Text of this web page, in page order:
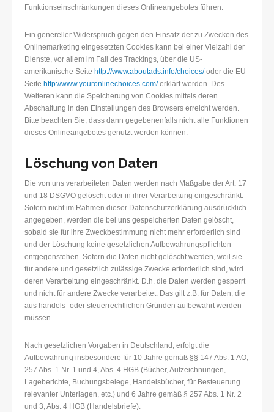
Funktionseinschränkungen dieses Onlineangebotes führen.
Ein genereller Widerspruch gegen den Einsatz der zu Zwecken des
Onlinemarketing eingesetzten Cookies kann bei einer Vielzahl der
Dienste, vor allem im Fall des Trackings, über die US-
amerikanische Seite http://www.aboutads.info/choices/oder die EU-
Seite http://www.youronlinechoices.com/erklärt werden. Des
Weiteren kann die Speicherung von Cookies mittels deren
Abschaltung in den Einstellungen des Browsers erreicht werden.
Bitte beachten Sie, dass dann gegebenenfalls nicht alle Funktionen
dieses Onlineangebotes genutzt werden können.
Löschung von Daten
Die von uns verarbeiteten Daten werden nach Maßgabe der Art. 17
und 18 DSGVO gelöscht oder in ihrer Verarbeitung eingeschränkt.
Sofern nicht im Rahmen dieser Datenschutzerklärung ausdrücklich
angegeben, werden die bei uns gespeicherten Daten gelöscht,
sobald sie für ihre Zweckbestimmung nicht mehr erforderlich sind
und der Löschung keine gesetzlichen Aufbewahrungspflichten
entgegenstehen. Sofern die Daten nicht gelöscht werden, weil sie
für andere und gesetzlich zulässige Zwecke erforderlich sind, wird
deren Verarbeitung eingeschränkt. D.h. die Daten werden gesperrt
und nicht für andere Zwecke verarbeitet. Das gilt z.B. für Daten, die
aus handels- oder steuerrechtlichen Gründen aufbewahrt werden
müssen.
Nach gesetzlichen Vorgaben in Deutschland, erfolgt die
Aufbewahrung insbesondere für 10 Jahre gemäß §§ 147 Abs. 1 AO,
257 Abs. 1 Nr. 1 und 4, Abs. 4 HGB (Bücher, Aufzeichnungen,
Lageberichte, Buchungsbelege, Handelsbücher, für Besteuerung
relevanter Unterlagen, etc.) und 6 Jahre gemäß § 257 Abs. 1 Nr. 2
und 3, Abs. 4 HGB (Handelsbriefe).